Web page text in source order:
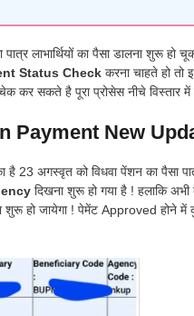
लाभार्थियों का पैसा डालना शुरू हो
Status Check करना चाहते हो
सकते है पूरा प्रोसेस नीचे विस्तार में
Payment New
अगस्वृत को विधवा पेंशन का पैसा पात्र
दिखना शुरू हो गया है ! हलाकि
शुरू हो जायेगा ! पेमेंट Approved होने